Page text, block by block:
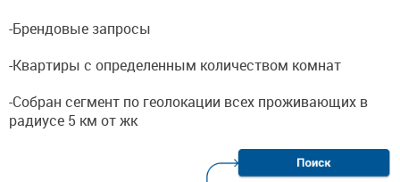
-Брендовые запросы
-Квартиры с определенным количеством комнат
-Собран сегмент по геолокации всех проживающих в
радиусе 5 км от жк